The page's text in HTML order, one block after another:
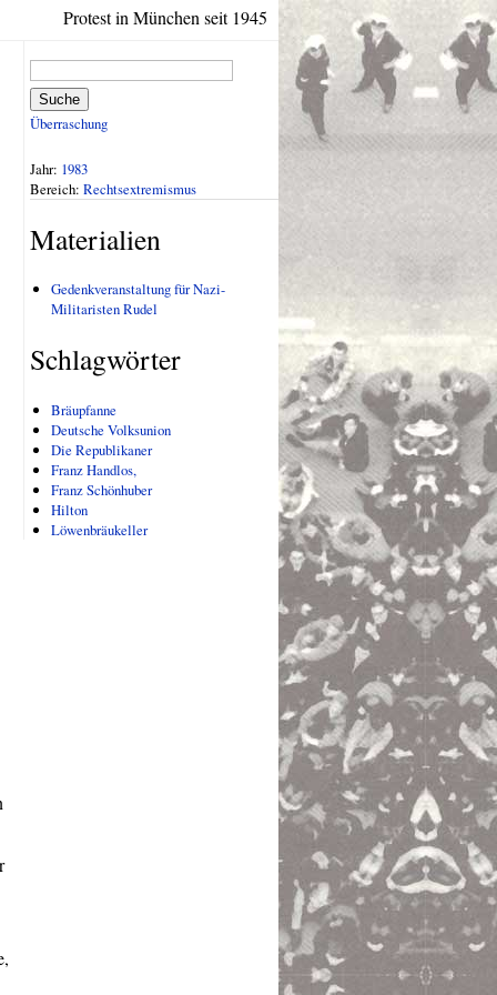
Protest in München seit 1945
Suche
Überraschung
Jahr: 1983
Bereich: Rechtsextremismus
Materialien
Gedenkveranstaltung für Nazi-
Militaristen Rudel
Schlagwörter
Bräupfanne
Deutsche Volksunion
Die Republikaner
Franz Handlos,
Franz Schönhuber
Hilton
Löwenbräukeller